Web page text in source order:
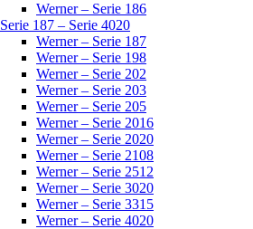
Werner – Serie 186
Serie 187 – Serie 4020
Werner – Serie 187
Werner – Serie 198
Werner – Serie 202
Werner – Serie 203
Werner – Serie 205
Werner – Serie 2016
Werner – Serie 2020
Werner – Serie 2108
Werner – Serie 2512
Werner – Serie 3020
Werner – Serie 3315
Werner – Serie 4020